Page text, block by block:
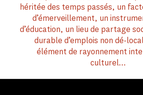
héritée des temps passés, un
d’émerveillement, un
d’éducation, un lieu de partage
durable d’emplois non dé-
élément de rayonnement
culturel…